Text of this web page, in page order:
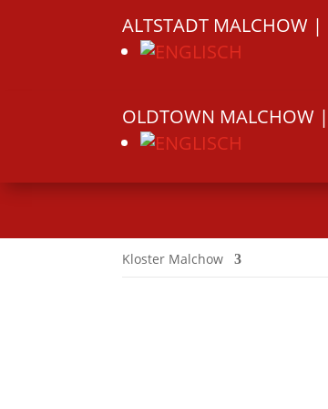
ALTSTADT MALCHOW |
OLDTOWN MALCHOW |
Kloster Malchow